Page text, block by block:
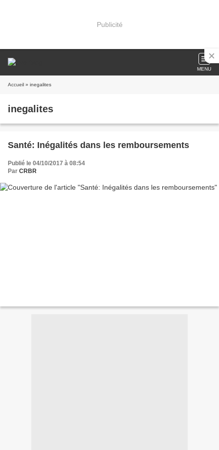
Publicité
MENU
Accueil » inegalites
inegalites
Santé: Inégalités dans les remboursements
Publié le 04/10/2017 à 08:54
Par CRBR